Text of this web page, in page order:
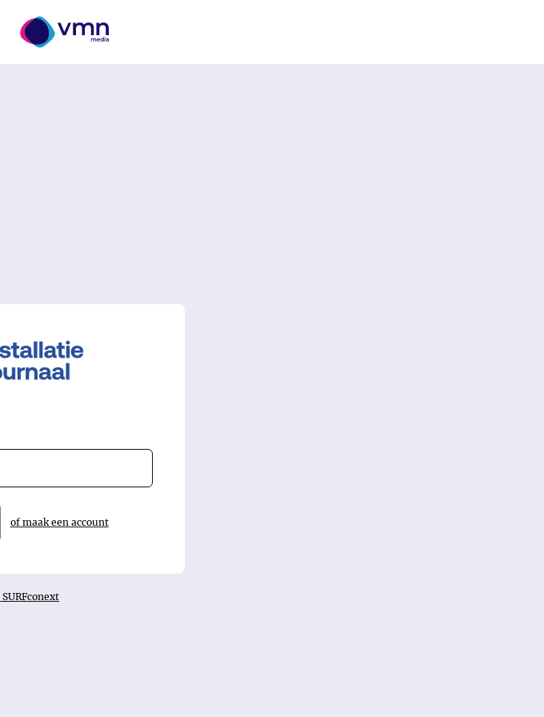
of maak een account